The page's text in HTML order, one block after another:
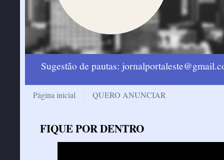
Sugestão de pautas:
Página inicial QUERO ANUNCIAR
FIQUE POR DENTRO